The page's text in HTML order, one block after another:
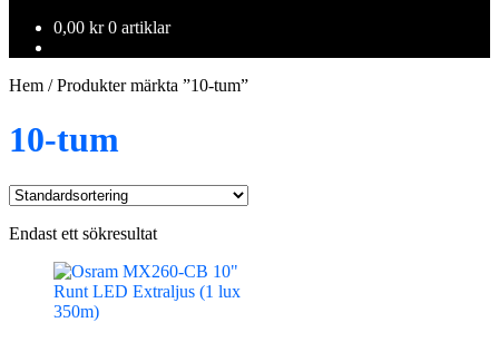
0,00 kr 0 artiklar
Hem /Produkter märkta ”10-tum”
10-tum
Endast ett sökresultat